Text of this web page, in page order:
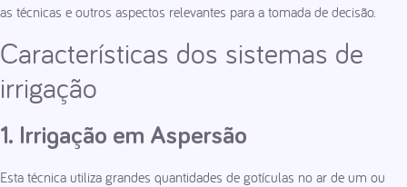
as técnicas e outros aspectos relevantes para a tomada de decisão.
Características dos sistemas de
irrigação
1. Irrigação em Aspersão
Esta técnica utiliza grandes quantidades de gotículas no ar de um ou